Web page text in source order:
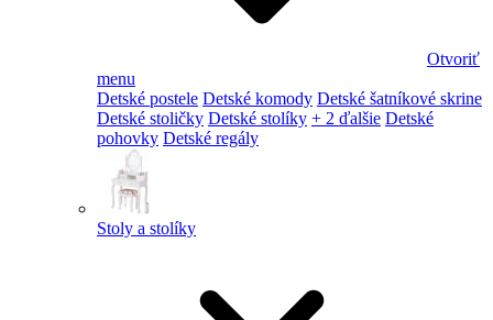
Otvoriť
menu
Detské postele Detské komody Detské šatníkové skrine
Detské stoličky Detské stolíky + 2 ďalšie Detské
pohovky Detské regály
Stoly a stolíky